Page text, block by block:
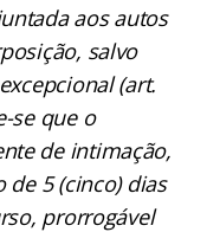
aos autos
salvo
(art.
se que o
de intimação,
de 5 (cinco) dias
prorrogável